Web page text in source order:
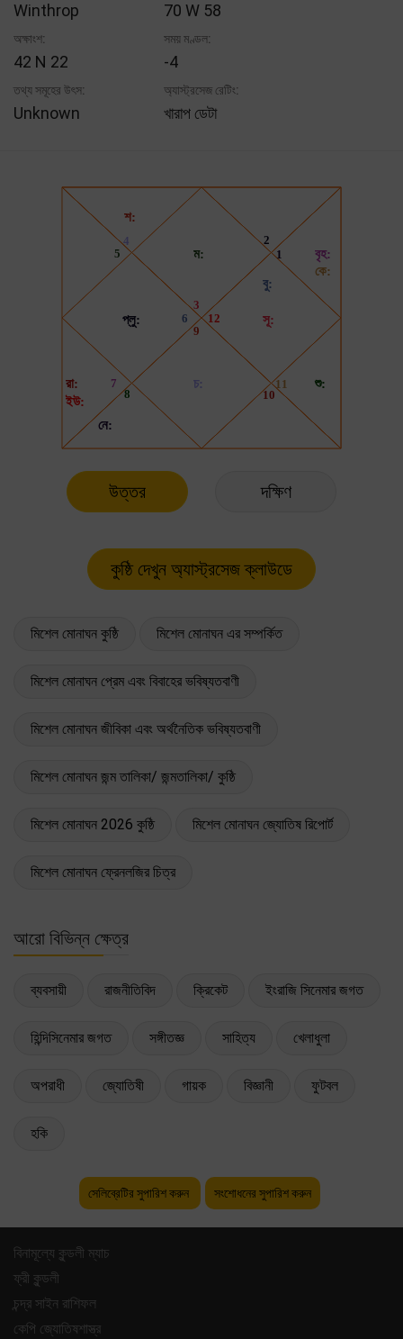
Winthrop 70 W 58
অক্ষাংশ:
42 N 22
সময় মণ্ডল:
-4
তথ্য সমূহের উৎস:
Unknown
অ্যাস্ট্রসেজ রেটিং:
খারাপ ডেটা
উত্তর দক্ষিণ
মিশেল মোনাঘন কুষ্ঠি মিশেল মোনাঘন এর সম্পর্কিত
মিশেল মোনাঘন প্রেম এবং বিবাহের ভবিষ্যতবাণী
মিশেল মোনাঘন জীবিকা এবং অর্থনৈতিক ভবিষ্যতবাণী
মিশেল মোনাঘন জন্ম তালিকা/ জন্মতালিকা/ কুষ্ঠি
মিশেল মোনাঘন 2026 কুষ্ঠি মিশেল মোনাঘন জ্যোতিষ রিপোর্ট
মিশেল মোনাঘন ফ্রেনলজির চিত্র
আরো বিভিন্ন ক্ষেত্র
ব্যবসায়ী রাজনীতিবিদ ক্রিকেট ইংরাজি সিনেমার জগত
হিন্দিসিনেমার জগত সঙ্গীতজ্ঞ সাহিত্য খেলাধুলা
অপরাধী জ্যোতিষী গায়ক বিজ্ঞানী ফুটবল
হকি
সেলিব্রেটির সুপারিশ করুন সংশোধনের সুপারিশ করুন
বিনামূল্যে কুন্ডলী ম্যাচ
ফ্রী কুন্ডলী
চন্দ্র সাইন রাশিফল
কেপি জ্যোতিষশাস্ত্র